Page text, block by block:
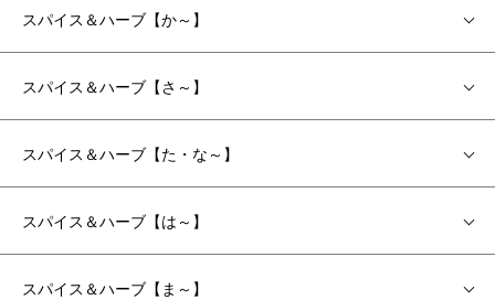
スパイス＆ハーブ【か～】
スパイス＆ハーブ【さ～】
スパイス＆ハーブ【た・な～】
スパイス＆ハーブ【は～】
スパイス＆ハーブ【ま～】